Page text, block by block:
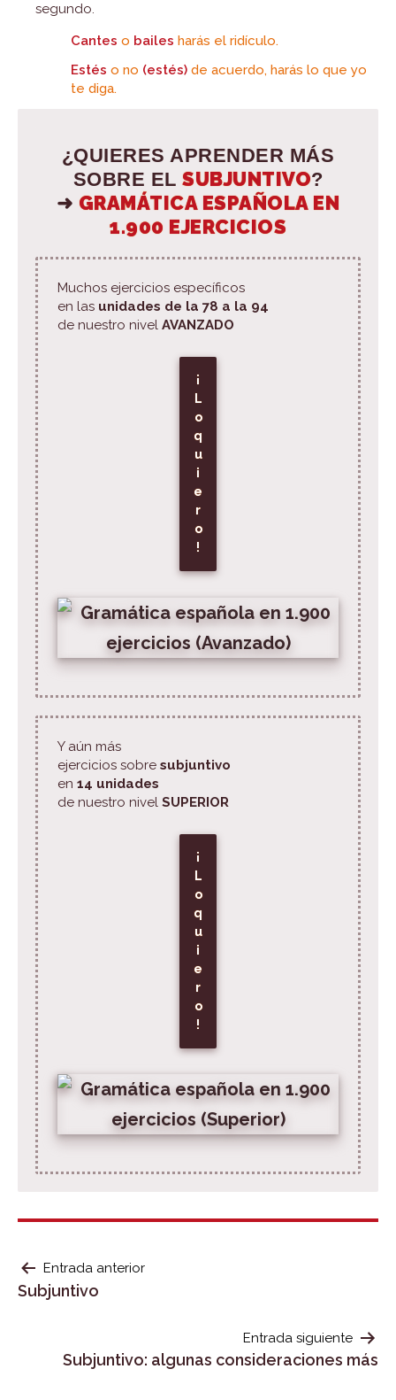
segundo.
Cantes o bailes harás el ridículo.
Estés o no (estés) de acuerdo, harás lo que yo
te diga.
¿QUIERES APRENDER MÁS
SOBRE EL SUBJUNTIVO?
➜ GRAMÁTICA ESPAÑOLA EN
1.900 EJERCICIOS
Muchos ejercicios específicos
en las unidades de la 78 a la 94
de nuestro nivel AVANZADO
¡
L
o
q
u
i
e
r
o
!
Y aún más
ejercicios sobre subjuntivo
en 14 unidades
de nuestro nivel SUPERIOR
¡
L
o
q
u
i
e
r
o
!
NAVEGACIÓN
DE
Entrada anterior
Subjuntivo
Entrada siguiente
Subjuntivo: algunas consideraciones más